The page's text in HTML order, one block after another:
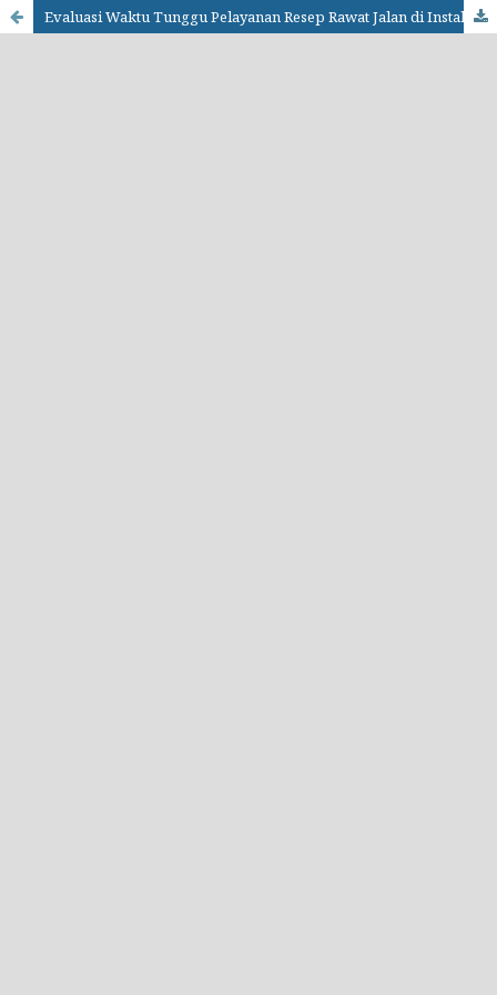
Evaluasi Waktu Tunggu Pelayanan Resep Rawat Jalan di Instalasi Farmasi Rumah Sakit X